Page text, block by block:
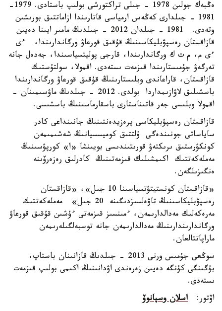
ەڭبەك جولىن 1978 - جىلى تراكتورشى بولىپ باستادى. 1979-
1981 - جىلدارى كەڭەس ارمياسى قاتارىندا ازاماتتىق بورىشىن
وتەدى. 1981 - جىلدان 2012 - جىلدىڭ مامىر ايىنا دەيىن
قازاقستان رەسپۋبليكاسىنىڭ قۇقىق قورعاۋ ورگاندارىندا، ءى
ءى م، م ت ك ورگاندارىندا، قارجى پوليتسياسىندا، جەدەل جانە
تەرگەۋ جۇمىستارىندا قىزمەت ىستەدى. اقمولا، سولتۇستىك
قازاقستان، قاراعاندى وبلىستارىنىڭ قۇقىق قورعاۋ ورگاندارىندا
باسشىلىق لاۋازىمداردا بولدى. 2012 - جىلدىڭ ماۋسىمىنان -
اقمولا وبلىسى جەر قاتىناستارى باسقارماسىنىڭ باسشىسى.
قازاقستان رەسپۋبليكاسى پرەزيدەنتىنىڭ جانىنداعى كادر
ساياساتى جونىندەگى ۇلتتىق كوميسسيانىڭ شەشىمىمەن
كونكۋرستىق ىرىكتەۋ قورىتىندىسى بويىنشا «ا» كورپۋسىنىڭ
مەملەكەتتىك اكىمشىلىك قىزمەتىنىڭ كادرلىق رەزەرۆىنە
ەنگىزىلگەن.
«قازاقستان كونستيتۋتسياسىنا 10 جىل»، «قازاقستان
رەسپۋبليكاسىنىڭ تاۋەلسىزدىگىنە 20 جىل» مەملەكەتتىك
مەرەكەلىك مەدالدارىمەن، ءمىنسىز قىزمەتى ءۇشىن قۇقىق قورعاۋ
ورگاندارىندارىنىڭ مەدالدارىمەن جانە توسبەلگىلەرىمەن
ماراپاتتالعان.
سوڭعى جۇمىس ورنى 2013 - جىلدىڭ قازانىنان باستاپ،
بۇگىنگى كۇنگە دەيىن زەرەندى اۋدانىنىڭ اكىمى بولىپ قىزمەت
ىستەدى.
اۆتور: اسلان وسپانوۆ